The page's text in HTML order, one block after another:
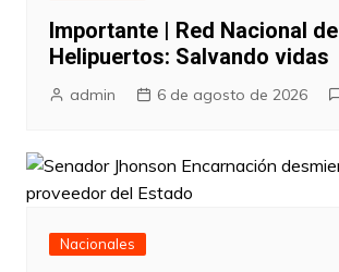
Importante | Red Nacional de
Helipuertos: Salvando vidas
admin 6 de agosto de 2026
Nacionales